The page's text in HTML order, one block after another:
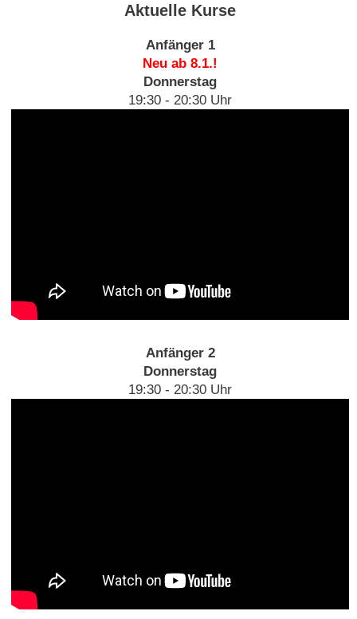
Aktuelle Kurse
Anfänger 1
Neu ab 8.1.!
Donnerstag
19:30 - 20:30 Uhr
Anfänger 2
Donnerstag
19:30 - 20:30 Uhr